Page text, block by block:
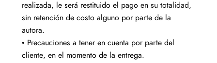
realizada, le será restituido el pago en su totalidad,
sin retención de costo alguno por parte de la
autora.
• Precauciones a tener en cuenta por parte del
cliente, en el momento de la entrega.